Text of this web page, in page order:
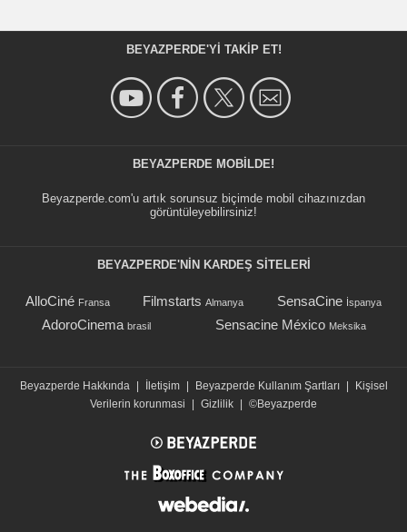
BEYAZPERDE'YI TAKIP ET!
BEYAZPERDE MOBILDE!
Beyazperde.com'u artık sorunsuz biçimde mobil cihazınızdan
görüntüleyebilirsiniz!
BEYAZPERDE'NIN KARDEŞ SİTELERİ
AlloCiné Fransa Filmstarts Almanya SensaCine İspanya
AdoroCinema brasil Sensacine México Meksika
Beyazperde Hakkında İletişim Beyazperde Kullanım Şartları
Kişisel
Verilerin korunmasi
Gizlilik ©Beyazperde